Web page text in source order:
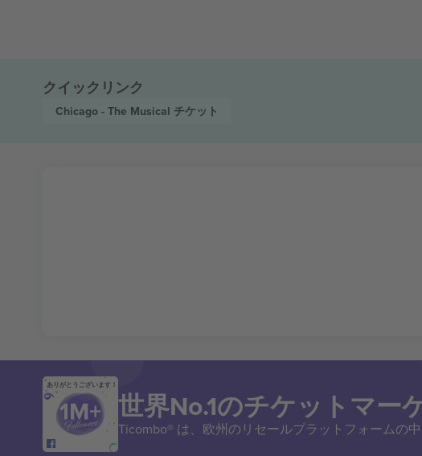
クイックリンク
Chicago - The Musical チケット
ありがとうございます！
世界No.1のチケットマー
Ticombo® は、欧州のリセールプラットフォームの